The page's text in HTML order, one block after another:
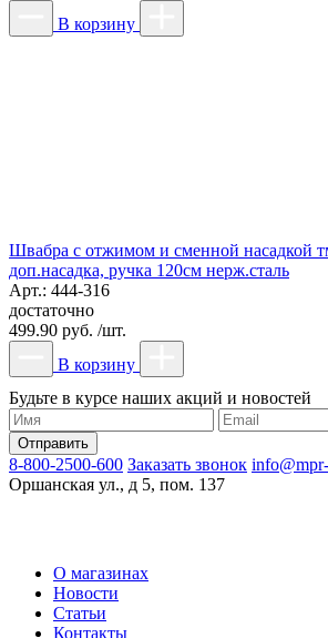
В корзину
Швабра с отжимом и сменной насадкой
доп.насадка, ручка 120см нерж.сталь
Арт.: 444-316
достаточно
499.90 руб. /шт.
В корзину
Будьте в курсе наших акций и новостей
8-800-2500-600 Заказать звонок
Оршанская ул., д 5, пом. 137
О магазинах
Новости
Статьи
Контакты